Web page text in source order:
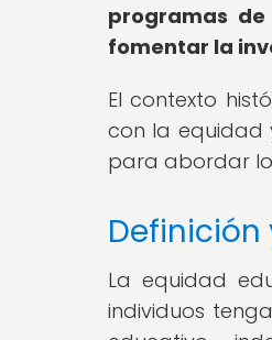
programas
fomentar la
El contexto
con la equidad
para abordar
Definición
La equidad
individuos